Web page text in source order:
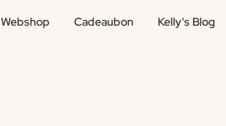
Webshop Cadeaubon Kelly's Blog